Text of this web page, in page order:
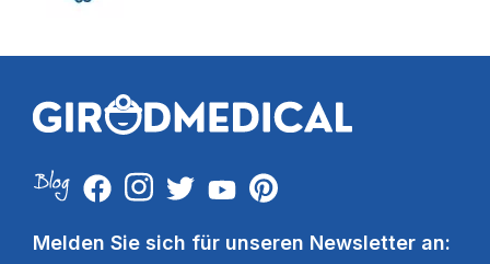
Melden Sie sich für unseren Newsletter an: